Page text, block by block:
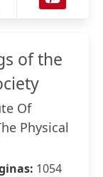
of the
Of
Physical
1054